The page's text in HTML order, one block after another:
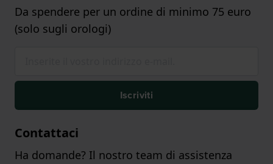
Da spendere per un ordine di minimo 75 euro
(solo sugli orologi)
Iscriviti
Contattaci
Ha domande? Il nostro team di assistenza